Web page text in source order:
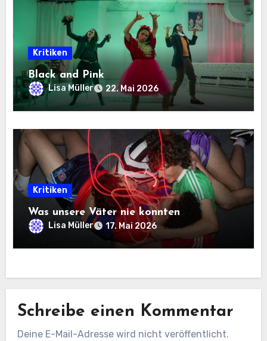
Kritiken
Black and Pink
Lisa Müller 22. Mai 2026
Kritiken
Was unsere Väter nie konnten
Lisa Müller 17. Mai 2026
Schreibe einen Kommentar
Deine E-Mail-Adresse wird nicht veröffentlicht.